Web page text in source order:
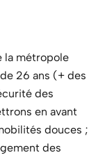
la métropole
26 ans (+ des
des
en avant
douces ;
des